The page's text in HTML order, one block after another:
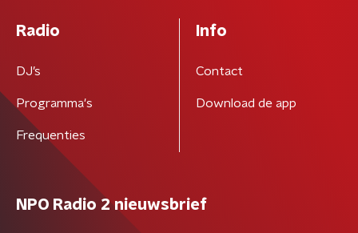
Radio
DJ’s
Programma's
Frequenties
Info
Contact
Download de app
NPO Radio 2 nieuwsbrief